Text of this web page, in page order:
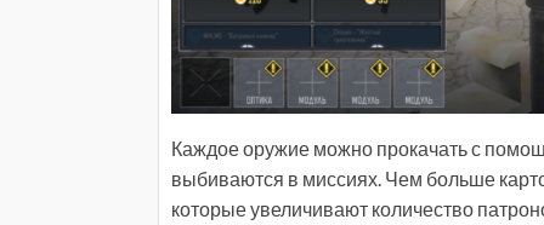
Каждое оружие можно прокачать с
выбиваются в миссиях. Чем больше
которые увеличивают количество